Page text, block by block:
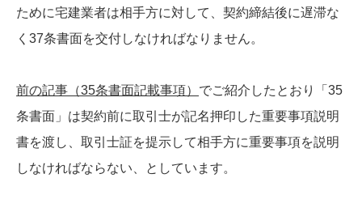
ために宅建業者は相手方に対して、契約締結後に遅滞な
く37条書面を交付しなければなりません。
前の記事（35条書面記載事項） でご紹介したとおり「35
条書面」は契約前に取引士が記名押印した重要事項説明
書を渡し、取引士証を提示して相手方に重要事項を説明
しなければならない、としています。